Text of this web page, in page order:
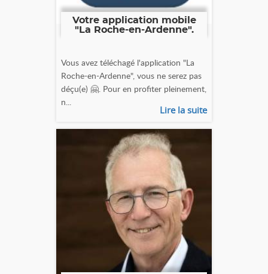
Votre application mobile
"La Roche-en-Ardenne".
Vous avez téléchagé l'application "La
Roche-en-Ardenne", vous ne serez pas
déçu(e) 🤗. Pour en profiter pleinement,
n...
Lire la suite